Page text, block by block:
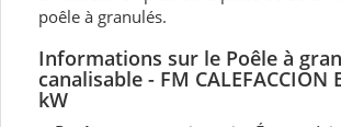
poêle à granulés.
Informations sur le Poêle à
canalisable - FM CALEFACCION
kW